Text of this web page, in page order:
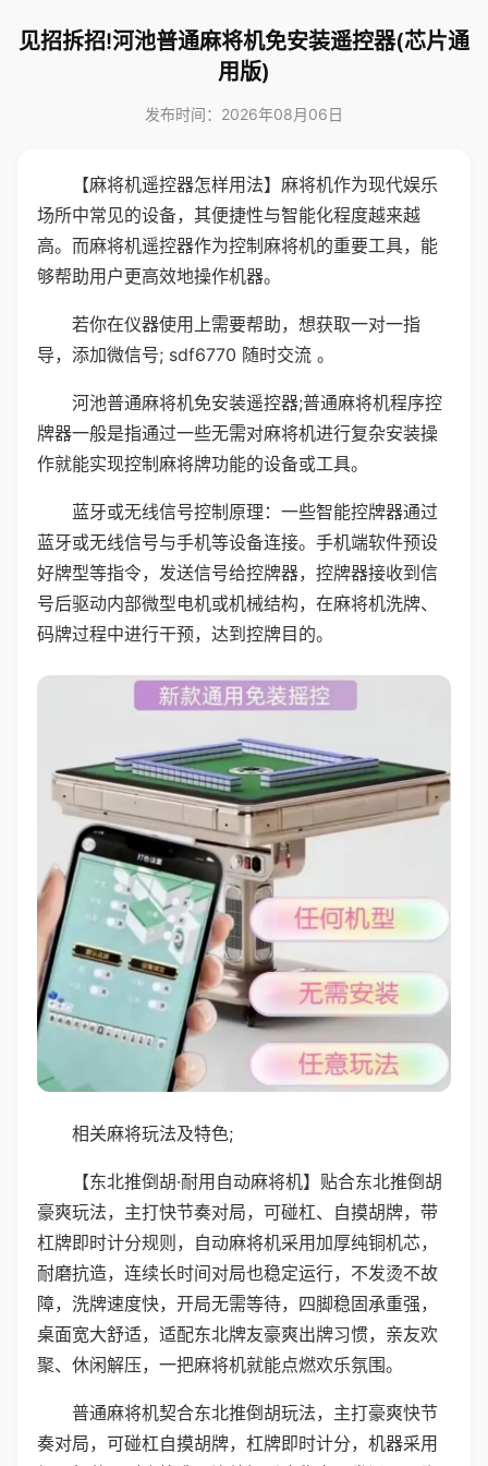
见招拆招!河池普通麻将机免安装遥控器(芯片通
用版)
发布时间：2026年08月06日
【麻将机遥控器怎样用法】麻将机作为现代娱乐
场所中常见的设备，其便捷性与智能化程度越来越
高。而麻将机遥控器作为控制麻将机的重要工具，能
够帮助用户更高效地操作机器。
若你在仪器使用上需要帮助，想获取一对一指
导，添加微信号; sdf6770 随时交流 。
河池普通麻将机免安装遥控器;普通麻将机程序控
牌器一般是指通过一些无需对麻将机进行复杂安装操
作就能实现控制麻将牌功能的设备或工具。
蓝牙或无线信号控制原理：一些智能控牌器通过
蓝牙或无线信号与手机等设备连接。手机端软件预设
好牌型等指令，发送信号给控牌器，控牌器接收到信
号后驱动内部微型电机或机械结构，在麻将机洗牌、
码牌过程中进行干预，达到控牌目的。
相关麻将玩法及特色;
【东北推倒胡·耐用自动麻将机】贴合东北推倒胡
豪爽玩法，主打快节奏对局，可碰杠、自摸胡牌，带
杠牌即时计分规则，自动麻将机采用加厚纯铜机芯，
耐磨抗造，连续长时间对局也稳定运行，不发烫不故
障，洗牌速度快，开局无需等待，四脚稳固承重强，
桌面宽大舒适，适配东北牌友豪爽出牌习惯，亲友欢
聚、休闲解压，一把麻将机就能点燃欢乐氛围。
普通麻将机契合东北推倒胡玩法，主打豪爽快节
奏对局，可碰杠自摸胡牌，杠牌即时计分，机器采用